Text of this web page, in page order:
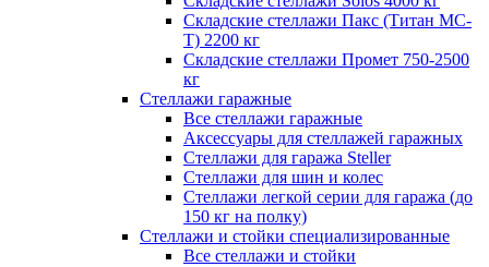
Складские стеллажи Пакс (Титан МС-
Т) 2200 кг
Складские стеллажи Промет 750-2500
кг
Стеллажи гаражные
Все стеллажи гаражные
Аксессуары для стеллажей гаражных
Стеллажи для гаража Steller
Стеллажи для шин и колес
Стеллажи легкой серии для гаража (до
150 кг на полку)
Стеллажи и стойки специализированные
Все стеллажи и стойки